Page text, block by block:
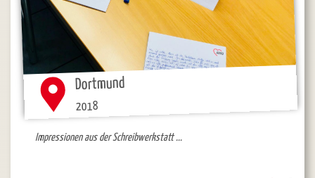
Dortmund
2018
Impressionen aus der Schreibwerkstatt ...